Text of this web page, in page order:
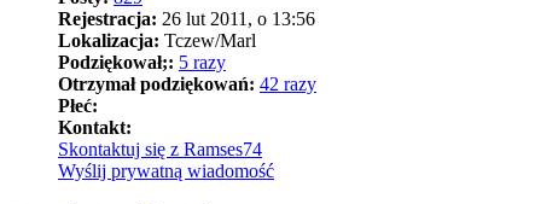
Rejestracja: 26 lut 2011, o 13:56
Lokalizacja: Tczew/Marl
Podziękował;: 5 razy
Otrzymał podziękowań: 42 razy
Płeć:
Kontakt:
Skontaktuj się z Ramses74
Wyślij prywatną wiadomość